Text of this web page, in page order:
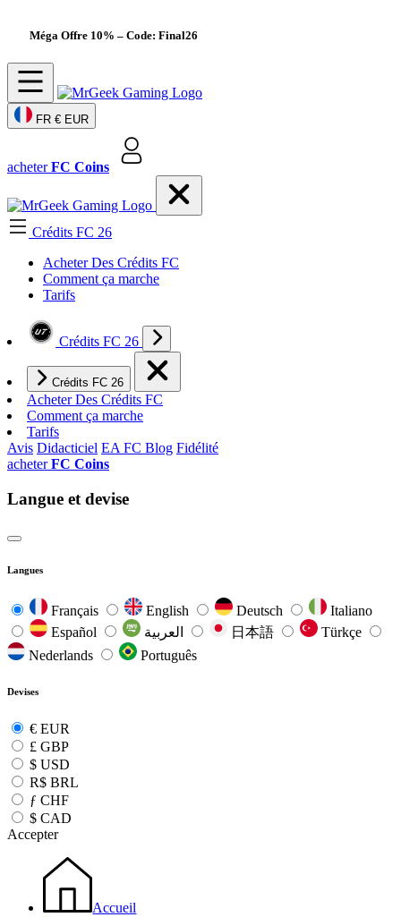
Méga Offre 10% – Code: Final26
FR € EUR
acheterFC Coins
Crédits FC 26
Acheter Des Crédits FC
Comment ça marche
Tarifs
Crédits FC 26
Crédits FC 26
Acheter Des Crédits FC
Comment ça marche
Tarifs
Avis Didacticiel EA FC Blog Fidélité
acheterFC Coins
Langue et devise
Langues
Français English Deutsch
Italiano
Español
日本語
Türkçe
Nederlands
Português
Devises
€ EUR
£ GBP
$ USD
R$ BRL
ƒ CHF
$ CAD
Accepter
Accueil